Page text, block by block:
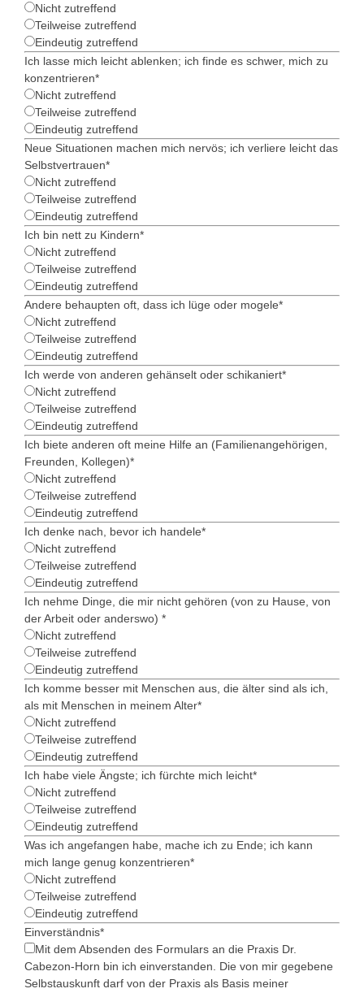
Nicht zutreffend
Teilweise zutreffend
Eindeutig zutreffend
Ich lasse mich leicht ablenken; ich finde es schwer, mich zu
konzentrieren*
Nicht zutreffend
Teilweise zutreffend
Eindeutig zutreffend
Neue Situationen machen mich nervös; ich verliere leicht das
Selbstvertrauen*
Nicht zutreffend
Teilweise zutreffend
Eindeutig zutreffend
Ich bin nett zu Kindern*
Nicht zutreffend
Teilweise zutreffend
Eindeutig zutreffend
Andere behaupten oft, dass ich lüge oder mogele*
Nicht zutreffend
Teilweise zutreffend
Eindeutig zutreffend
Ich werde von anderen gehänselt oder schikaniert*
Nicht zutreffend
Teilweise zutreffend
Eindeutig zutreffend
Ich biete anderen oft meine Hilfe an (Familienangehörigen,
Freunden, Kollegen)*
Nicht zutreffend
Teilweise zutreffend
Eindeutig zutreffend
Ich denke nach, bevor ich handele*
Nicht zutreffend
Teilweise zutreffend
Eindeutig zutreffend
Ich nehme Dinge, die mir nicht gehören (von zu Hause, von
der Arbeit oder anderswo) *
Nicht zutreffend
Teilweise zutreffend
Eindeutig zutreffend
Ich komme besser mit Menschen aus, die älter sind als ich,
als mit Menschen in meinem Alter*
Nicht zutreffend
Teilweise zutreffend
Eindeutig zutreffend
Ich habe viele Ängste; ich fürchte mich leicht*
Nicht zutreffend
Teilweise zutreffend
Eindeutig zutreffend
Was ich angefangen habe, mache ich zu Ende; ich kann
mich lange genug konzentrieren*
Nicht zutreffend
Teilweise zutreffend
Eindeutig zutreffend
Einverständnis*
Mit dem Absenden des Formulars an die Praxis Dr.
Cabezon-Horn bin ich einverstanden. Die von mir gegebene
Selbstauskunft darf von der Praxis als Basis meiner